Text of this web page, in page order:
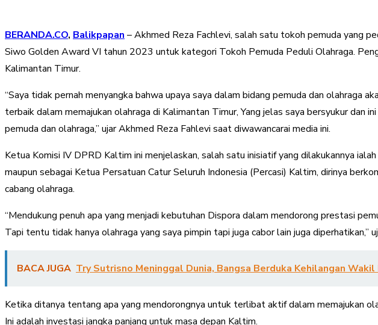
BERANDA.CO, Balikpapan – Akhmed Reza Fachlevi, salah satu tokoh pemuda yang
Siwo Golden Award VI tahun 2023 untuk kategori Tokoh Pemuda Peduli Olahraga.
Kalimantan Timur.
“Saya tidak pernah menyangka bahwa upaya saya dalam bidang pemuda dan olahraga
terbaik dalam memajukan olahraga di Kalimantan Timur, Yang jelas saya bersyukur
pemuda dan olahraga,” ujar Akhmed Reza Fahlevi saat diwawancarai media ini.
Ketua Komisi IV DPRD Kaltim ini menjelaskan, salah satu inisiatif yang dilakukannya
maupun sebagai Ketua Persatuan Catur Seluruh Indonesia (Percasi) Kaltim, dirinya
cabang olahraga.
“Mendukung penuh apa yang menjadi kebutuhan Dispora dalam mendorong prestasi
Tapi tentu tidak hanya olahraga yang saya pimpin tapi juga cabor lain juga diperhatikan,”
BACA JUGA Try Sutrisno Meninggal Dunia, Bangsa Berduka Kehilangan
Ketika ditanya tentang apa yang mendorongnya untuk terlibat aktif dalam memajukan
Ini adalah investasi jangka panjang untuk masa depan Kaltim.